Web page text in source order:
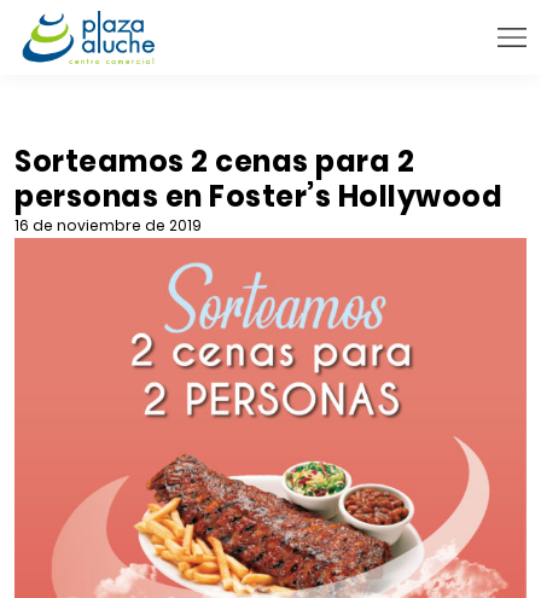
TIENDAS
VENTA TELEFÓNICA
Sorteamos 2 cenas para 2
personas en Foster’s Hollywood
16 de noviembre de 2019